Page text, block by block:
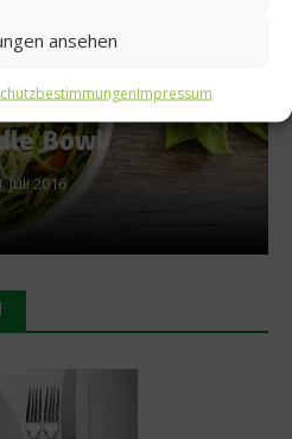
ansehen
Impressum
zum scharfen